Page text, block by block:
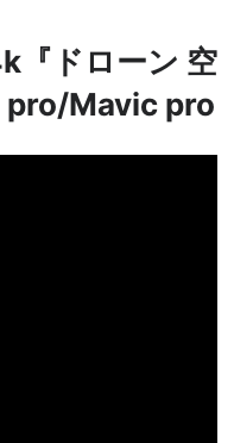
『ドローン 空
pro/Mavic pro